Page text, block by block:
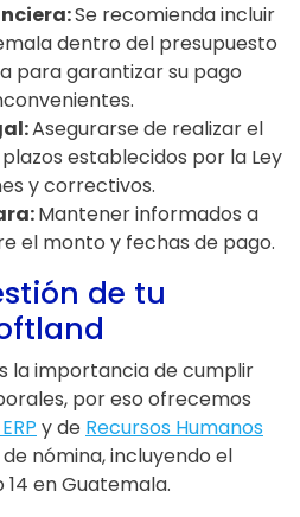
Se recomienda incluir
dentro del presupuesto
para garantizar su pago
Asegurarse de realizar el
establecidos por la Ley
y correctivos.
Mantener informados a
el monto y fechas de pago.
de tu
la importancia de cumplir
por eso ofrecemos
y de Recursos Humanos
nómina, incluyendo el
en Guatemala.